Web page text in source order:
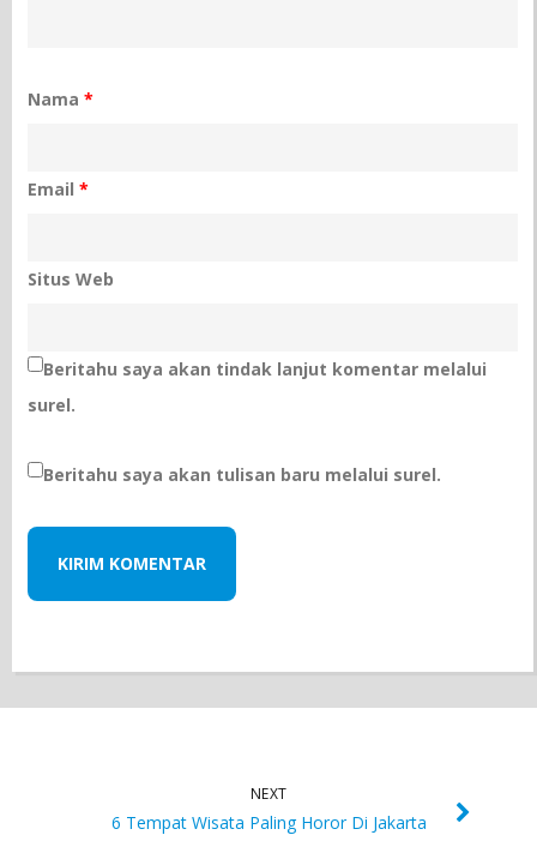
Nama*
Email*
Situs Web
Beritahu saya akan tindak lanjut komentar melalui
surel.
Beritahu saya akan tulisan baru melalui surel.
NEXT
6 Tempat Wisata Paling Horor Di Jakarta